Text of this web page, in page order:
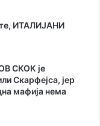
ИТАЛИЈАНИ
СКОК је
Скарфејса, јер
мафија нема